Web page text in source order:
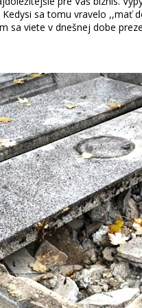
sa tomu vravelo ,,mať
sa viete v dnešnej dobe